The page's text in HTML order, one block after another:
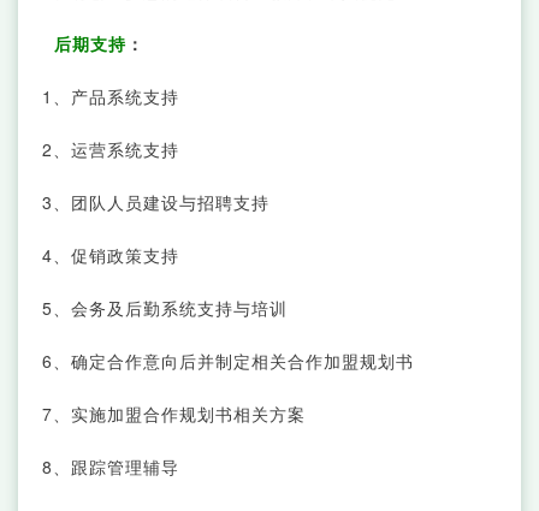
后期支持 ：
1、产品系统支持
2、运营系统支持
3、团队人员建设与招聘支持
4、促销政策支持
5、会务及后勤系统支持与培训
6、确定合作意向后并制定相关合作加盟规划书
7、实施加盟合作规划书相关方案
8、跟踪管理辅导